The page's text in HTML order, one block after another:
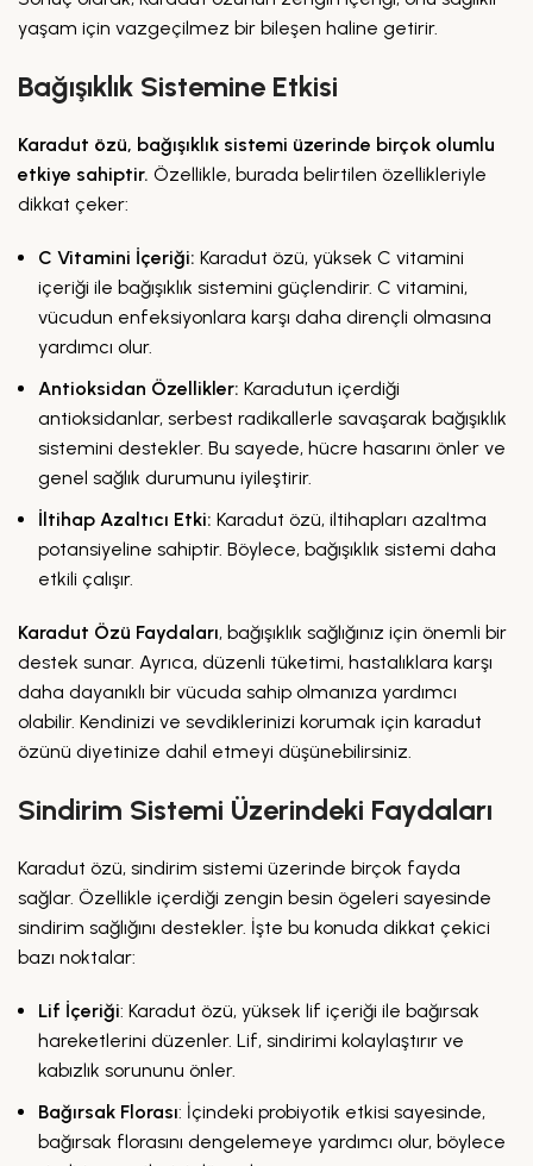
yaşam için vazgeçilmez bir bileşen haline getirir.
Bağışıklık Sistemine Etkisi
Karadut özü, bağışıklık sistemi üzerinde birçok olumlu
etkiye sahiptir. Özellikle, burada belirtilen özellikleriyle
dikkat çeker:
C Vitamini İçeriği: Karadut özü, yüksek C vitamini
içeriği ile bağışıklık sistemini güçlendirir. C vitamini,
vücudun enfeksiyonlara karşı daha dirençli olmasına
yardımcı olur.
Antioksidan Özellikler: Karadutun içerdiği
antioksidanlar, serbest radikallerle savaşarak bağışıklık
sistemini destekler. Bu sayede, hücre hasarını önler ve
genel sağlık durumunu iyileştirir.
İltihap Azaltıcı Etki: Karadut özü, iltihapları azaltma
potansiyeline sahiptir. Böylece, bağışıklık sistemi daha
etkili çalışır.
Karadut Özü Faydaları, bağışıklık sağlığınız için önemli bir
destek sunar. Ayrıca, düzenli tüketimi, hastalıklara karşı
daha dayanıklı bir vücuda sahip olmanıza yardımcı
olabilir. Kendinizi ve sevdiklerinizi korumak için karadut
özünü diyetinize dahil etmeyi düşünebilirsiniz.
Sindirim Sistemi Üzerindeki Faydaları
Karadut özü, sindirim sistemi üzerinde birçok fayda
sağlar. Özellikle içerdiği zengin besin ögeleri sayesinde
sindirim sağlığını destekler. İşte bu konuda dikkat çekici
bazı noktalar:
Lif İçeriği: Karadut özü, yüksek lif içeriği ile bağırsak
hareketlerini düzenler. Lif, sindirimi kolaylaştırır ve
kabızlık sorununu önler.
Bağırsak Florası: İçindeki probiyotik etkisi sayesinde,
bağırsak florasını dengelemeye yardımcı olur, böylece